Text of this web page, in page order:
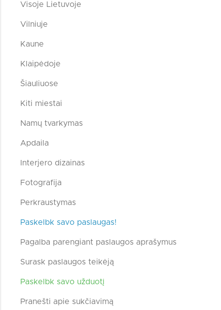
Visoje Lietuvoje
Vilniuje
Kaune
Klaipėdoje
Šiauliuose
Kiti miestai
Namų tvarkymas
Apdaila
Interjero dizainas
Fotografija
Perkraustymas
Paskelbk savo paslaugas!
Pagalba parengiant paslaugos aprašymus
Surask paslaugos teikėją
Paskelbk savo užduotį
Pranešti apie sukčiavimą